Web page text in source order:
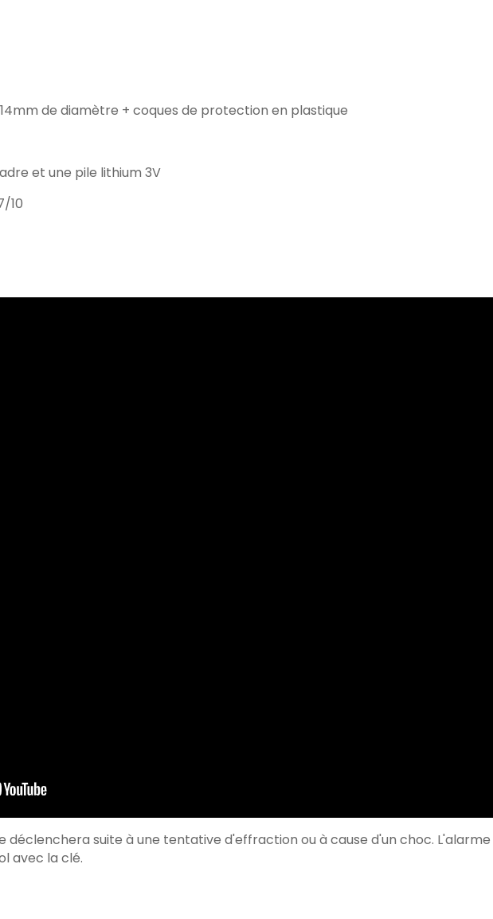
de diamètre + coques de protection en plastique
et une pile lithium 3V
10
déclenchera suite à une tentative d'effraction ou à cause d'un choc.
avec la clé.